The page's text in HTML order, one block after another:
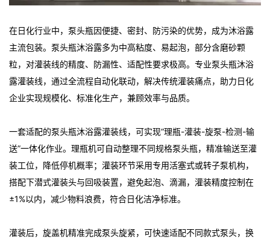
在日化行业中，泵头瓶因便捷、密封、防污染的优势，成为沐浴露
主流包装。泵头瓶沐浴露多为中高粘度、易起泡，部分含磨砂颗
粒，对灌装线的精度、防漏性、适配性要求极高。专业泵头瓶沐浴
露灌装线，通过全流程自动化联动，解决传统灌装痛点，助力日化
企业实现规模化、标准化生产，兼顾效率与品质。
一套适配的泵头瓶沐浴露灌装线，可实现“理瓶-灌装-旋泵-检测-输
送”一体化作业。理瓶机可自动整理不同规格泵头瓶，精准输送至灌
装工位，降低停机概率；灌装环节采用专用活塞式或转子泵机构，
搭配下潜式灌装头与回吸装置，避免起泡、滴漏，灌装精度控制在
±1%以内，减少物料浪费，符合日化洁净标准。
灌装后，旋盖机精准完成泵头旋紧，可快速适配不同款式泵头，换